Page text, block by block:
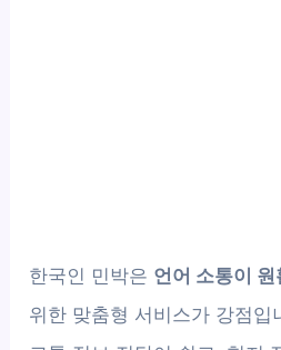
한국인 민박은 언어 소통이 원
위한 맞춤형 서비스가 강점입